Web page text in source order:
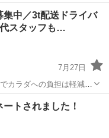
集中／3t配送ドライバ
代スタッフも…
7月27日
カラダへの負担は軽減☆
ー 社員
トされました！